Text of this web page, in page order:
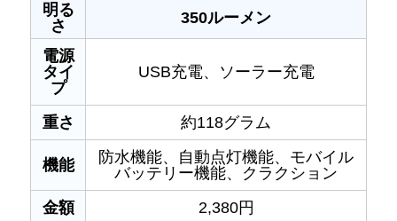
明る
さ
350ルーメン
電源
タイ
プ
USB充電、ソーラー充電
重さ 約118グラム
機能
防水機能、自動点灯機能、モバイル
バッテリー機能、クラクション
金額
2,380円